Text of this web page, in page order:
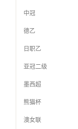
中冠
德乙
日职乙
亚冠二级
墨西超
熊猫杯
澳女联